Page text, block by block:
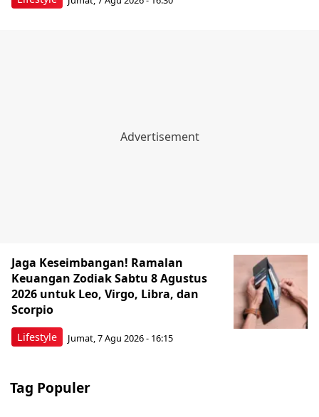
Lifestyle
Jaga Keseimbangan! Ramalan
Keuangan Zodiak Sabtu 8 Agustus
2026 untuk Leo, Virgo, Libra, dan
Scorpio
Jumat, 7 Agu 2026 - 16:15
Tag Populer